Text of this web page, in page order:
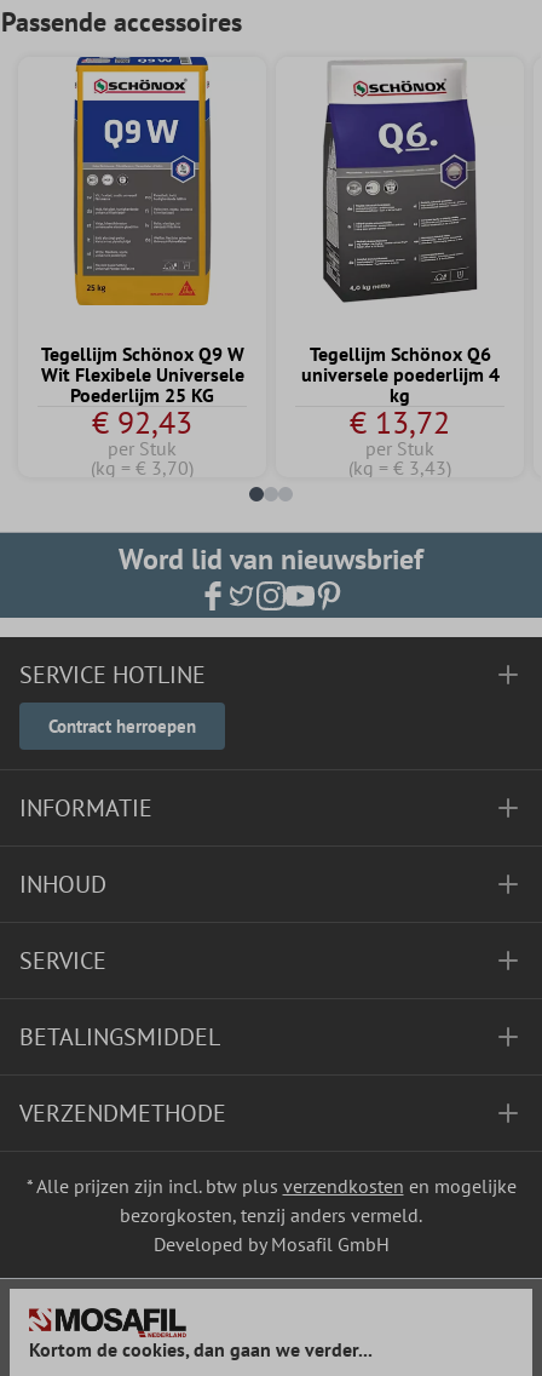
Passende accessoires
Tegellijm Schönox Q9 W
Wit Flexibele Universele
Poederlijm 25 KG
€ 92,43
per Stuk
(kg = € 3,70)
Tegellijm Schönox Q6
universele poederlijm 4
kg
€ 13,72
per Stuk
(kg = € 3,43)
Word lid van nieuwsbrief
SERVICE HOTLINE
Contract herroepen
INFORMATIE
INHOUD
SERVICE
BETALINGSMIDDEL
VERZENDMETHODE
* Alle prijzen zijn incl. btw plus verzendkosten en mogelijke
bezorgkosten, tenzij anders vermeld.
Developed by Mosafil GmbH
Kortom de cookies, dan gaan we verder...